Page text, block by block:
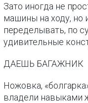
Зато иногда не
машины на ходу, но
переделывать, по
удивительные
ДАЕШЬ БАГАЖНИК
Ножовка,
владели навыками